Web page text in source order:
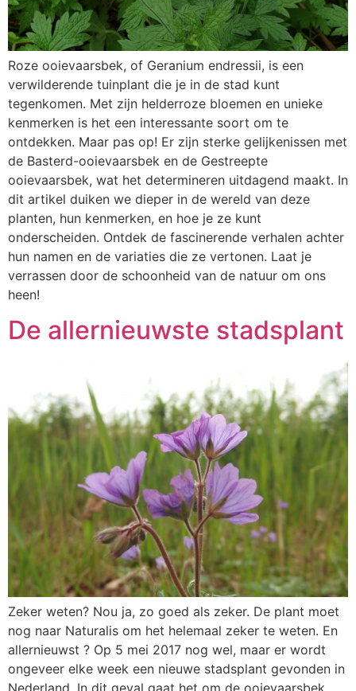
Roze ooievaarsbek, of Geranium endressii, is een
verwilderende tuinplant die je in de stad kunt
tegenkomen. Met zijn helderroze bloemen en unieke
kenmerken is het een interessante soort om te
ontdekken. Maar pas op! Er zijn sterke gelijkenissen met
de Basterd-ooievaarsbek en de Gestreepte
ooievaarsbek, wat het determineren uitdagend maakt. In
dit artikel duiken we dieper in de wereld van deze
planten, hun kenmerken, en hoe je ze kunt
onderscheiden. Ontdek de fascinerende verhalen achter
hun namen en de variaties die ze vertonen. Laat je
verrassen door de schoonheid van de natuur om ons
heen!
De allernieuwste stadsplant
Zeker weten? Nou ja, zo goed als zeker. De plant moet
nog naar Naturalis om het helemaal zeker te weten. En
allernieuwst ? Op 5 mei 2017 nog wel, maar er wordt
ongeveer elke week een nieuwe stadsplant gevonden in